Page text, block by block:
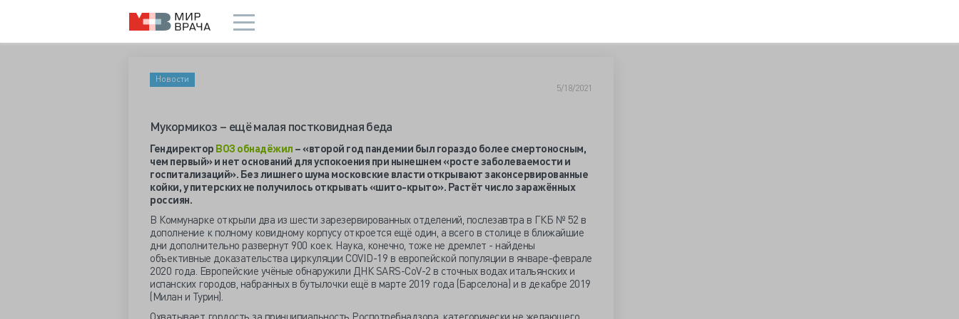
Новости
5/18/2021
Мукормикоз – ещё малая постковидная беда
Гендиректор ВОЗ обнадёжил – «второй год пандемии был гораздо более смертоносным,
чем первый» и нет оснований для успокоения при нынешнем «росте заболеваемости и
госпитализаций». Без лишнего шума московские власти открывают законсервированные
койки, у питерских не получилось открывать «шито-крыто». Растёт число заражённых
россиян.
В Коммунарке открыли два из шести зарезервированных отделений, послезавтра в ГКБ № 52 в
дополнение к полному ковидному корпусу откроется ещё один, а всего в столице в ближайшие
дни дополнительно развернут 900 коек. Наука, конечно, тоже не дремлет - найдены
объективные доказательства циркуляции COVID-19 в европейской популяции в январе-феврале
2020 года. Европейские учёные обнаружили ДНК SARS-CoV-2 в сточных водах итальянских и
испанских городов, набранных в бутылочки ещё в марте 2019 года (Барселона) и в декабре 2019
(Милан и Турин).
Охватывает гордость за принципиальность Роспотребнадзора, категорически не желающего